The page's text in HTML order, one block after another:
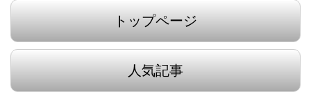
トップページ
人気記事